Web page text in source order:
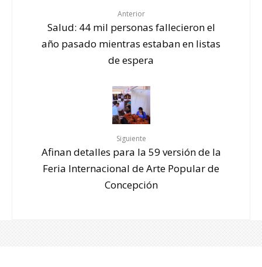
Anterior
Salud: 44 mil personas fallecieron el
año pasado mientras estaban en listas
de espera
Siguiente
Afinan detalles para la 59 versión de la
Feria Internacional de Arte Popular de
Concepción